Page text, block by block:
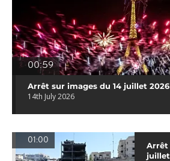
00:59
Arrêt sur images du 14 juillet 2026
14th July 2026
01:00
Arrêt